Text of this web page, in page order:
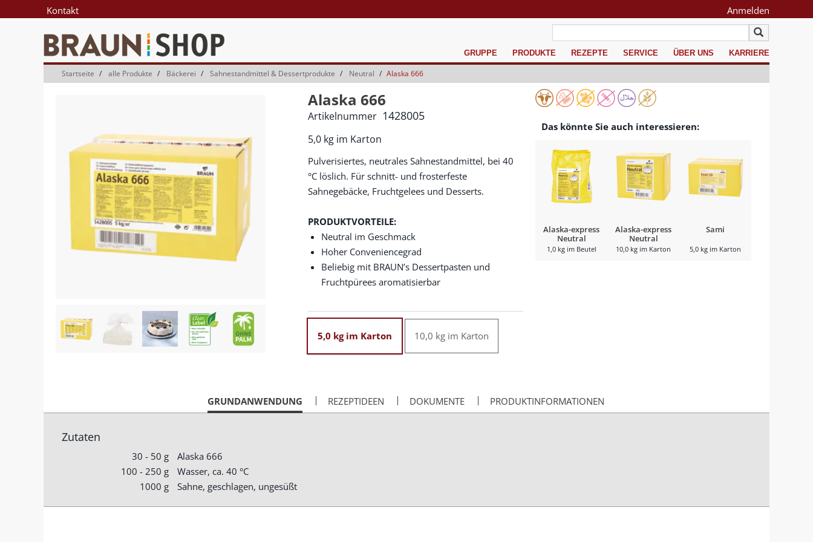
Inhalt
Navigationsmenü
Kontakt Anmelden
GRUPPE PRODUKTE REZEPTE SERVICE ÜBER UNS KARRIERE
Startseite alle Produkte Bäckerei Sahnestandmittel & Dessertprodukte Neutral Alaska 666
Alaska 666
5,0 kg im Karton
Artikelnummer 1428005
Pulverisiertes, neutrales Sahnestandmittel, bei 40
°C löslich. Für schnitt- und frosterfeste
Sahnegebäcke, Fruchtgelees und Desserts.
PRODUKTVORTEILE:
Neutral im Geschmack
Hoher Conveniencegrad
Beliebig mit BRAUN’s Dessertpasten und
Fruchtpürees aromatisierbar
5,0 kg im Karton 10,0 kg im Karton
Das könnte Sie auch interessieren:
Alaska-express
Neutral
1,0 kg im Beutel
Alaska-express
Neutral
10,0 kg im Karton
Sami
5,0 kg im Karton
CURRENT
TAB:
GRUNDANWENDUNG REZEPTIDEEN DOKUMENTE PRODUKTINFORMATIONEN
Zutaten
30 - 50 g
Alaska 666
100 - 250 g
Wasser, ca. 40 °C
1000 g
Sahne, geschlagen, ungesüßt